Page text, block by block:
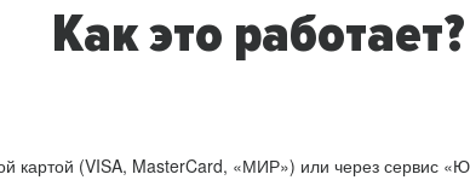
Как это работает?
картой (VISA, MasterCard, «МИР») или через сервис